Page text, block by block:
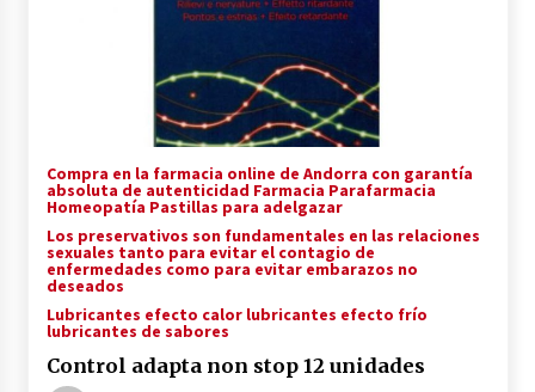
Yotuel all in one dentifrico 75ml
Compra en la farmacia online de Andorra con garantía
absoluta de autenticidad Farmacia Parafarmacia
Homeopatía Pastillas para adelgazar
Los preservativos son fundamentales en las relaciones
sexuales tanto para evitar el contagio de
enfermedades como para evitar embarazos no
deseados
Lubricantes efecto calor lubricantes efecto frío
lubricantes de sabores
Control adapta non stop 12 unidades